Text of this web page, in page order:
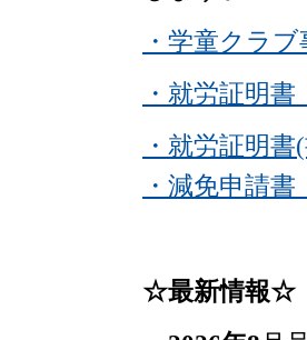
・学童クラ
・就労証明
・就労証明
・減免申請
☆最新情報☆